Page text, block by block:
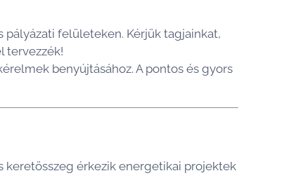
pályázati felületeken. Kérjük tagjainkat,
tervezzék!
benyújtásához. A pontos és gyors
keretösszeg érkezik energetikai projektek